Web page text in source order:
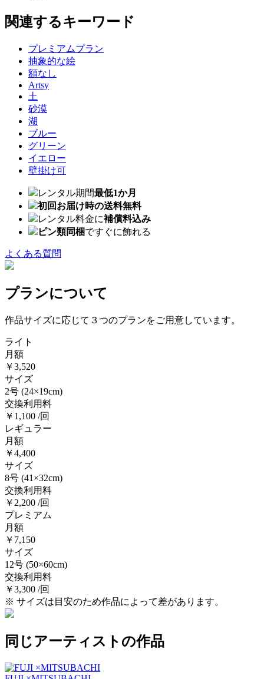
関連するキーワード
プレミアムプラン
抽象的な絵
額なし
Artsy
土
砂漠
湖
ブルー
グリーン
イエロー
壁掛け可
レンタル期間最低1か月
初回お届け時の送料無料
レンタル料金に補償料込み
ピン類同梱ですぐに飾れる
よくある質問
プランについて
作品サイズに応じて３つのプランをご用意しています。
ライト
月額
￥3,520
サイズ
2号 (24×19cm)
交換利用料
￥1,100 /回
レギュラー
月額
￥4,400
サイズ
8号 (41×32cm)
交換利用料
￥2,200 /回
プレミアム
月額
￥7,150
サイズ
12号 (50×60cm)
交換利用料
￥3,300 /回
※ サイズは目安のため作品によって差があります。
同じアーティストの作品